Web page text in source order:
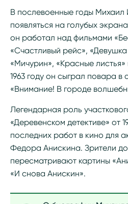
В послевоенные годы
появляться на голубых
он работал над фильмами
«Счастливый рейс», «Девушка
«Мичурин», «Красные
1963 году он сыграл повара в
«Внимание! В городе
Легендарная роль
«Деревенском детективе» от
последних работ в кино для
Федора Анискина. Зрители
пересматривают картины
«И снова Анискин».